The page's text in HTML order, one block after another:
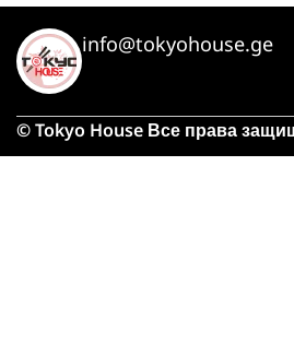
info@tokyohouse.ge
© Tokyo House Все права